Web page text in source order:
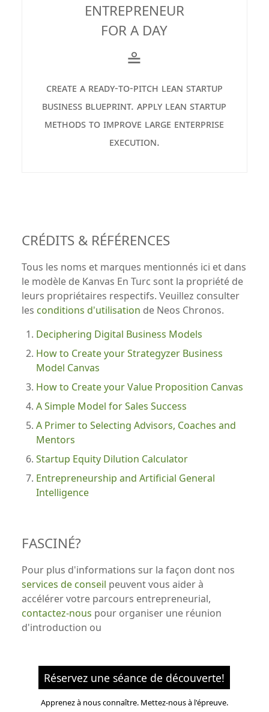
ENTREPRENEUR
FOR A DAY
≗
create a ready-to-pitch lean startup
business blueprint. apply lean startup
methods to improve large enterprise
execution.
CRÉDITS & RÉFÉRENCES
Tous les noms et marques mentionnés ici et dans
le modèle de Kanvas En Turc sont la propriété de
leurs propriétaires respectifs. Veuillez consulter
les conditions d'utilisation de Neos Chronos.
Deciphering Digital Business Models
How to Create your Strategyzer Business
Model Canvas
How to Create your Value Proposition Canvas
A Simple Model for Sales Success
A Primer to Selecting Advisors, Coaches and
Mentors
Startup Equity Dilution Calculator
Entrepreneurship and Artificial General
Intelligence
FASCINÉ?
Pour plus d'informations sur la façon dont nos
services de conseil peuvent vous aider à
accélérer votre parcours entrepreneurial,
contactez-nous pour organiser une réunion
d'introduction ou
Réservez une séance de découverte!
Apprenez à nous connaître. Mettez-nous à l'épreuve.